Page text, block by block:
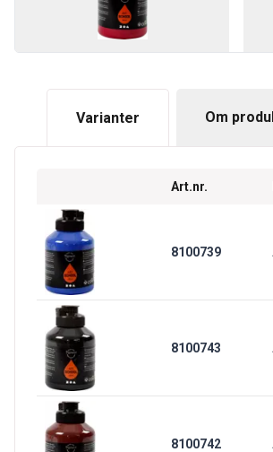
Varianter Om
Art.nr.
8100739
8100743
8100742